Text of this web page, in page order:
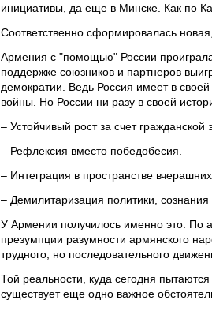
инициативы, да еще в Минске. Как по
Соответственно сформировалась
Армения с "помощью" России
поддержке союзников и партнеров
демократии. Ведь Россия имеет в
войны. Но России ни разу в своей
– Устойчивый рост за счет
– Рефлексия вместо победобесия.
– Интеграция в пространстве вчерашних
– Демилитаризация политики, сознания
У Армении получилось именно это. По
презумпции разумности армянского
трудного, но последовательного
Той реальности, куда сегодня
существует еще одно важное